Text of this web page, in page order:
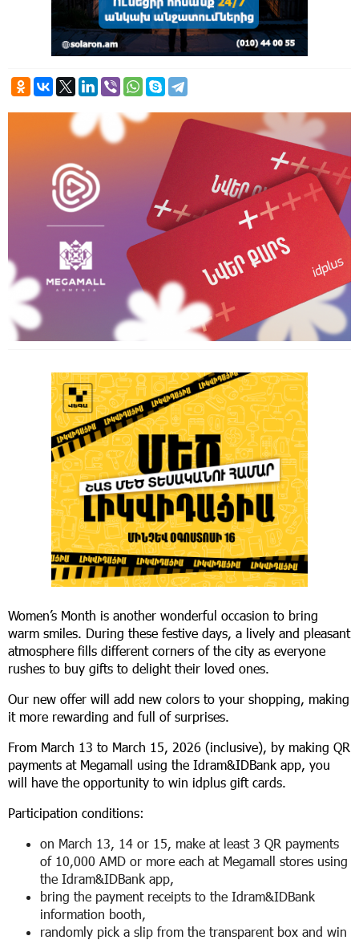
Women’s Month is another wonderful occasion to bring
warm smiles. During these festive days, a lively and pleasant
atmosphere fills different corners of the city as everyone
rushes to buy gifts to delight their loved ones.
Our new offer will add new colors to your shopping, making
it more rewarding and full of surprises.
From March 13 to March 15, 2026 (inclusive), by making QR
payments at Megamall using the Idram&IDBank app, you
will have the opportunity to win idplus gift cards.
Participation conditions:
on March 13, 14 or 15, make at least 3 QR payments
of 10,000 AMD or more each at Megamall stores using
the Idram&IDBank app,
bring the payment receipts to the Idram&IDBank
information booth,
randomly pick a slip from the transparent box and win